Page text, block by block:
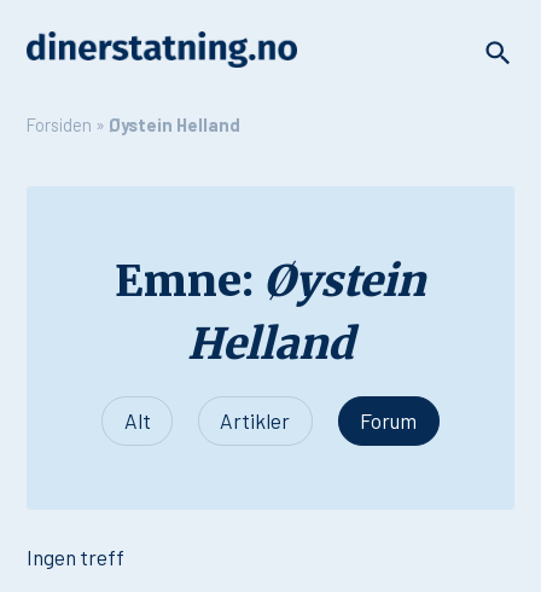
Forsiden » Øystein Helland
Emne: Øystein
Helland
Alt Artikler Forum
Ingen treff